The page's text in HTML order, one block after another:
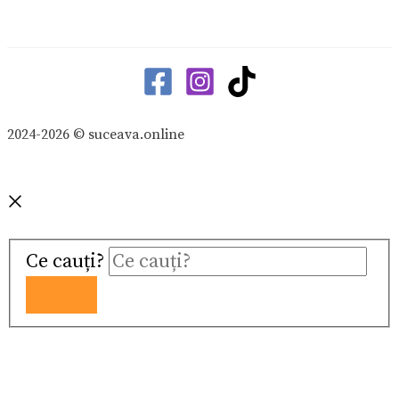
2024-2026 © suceava.online
Ce cauți?